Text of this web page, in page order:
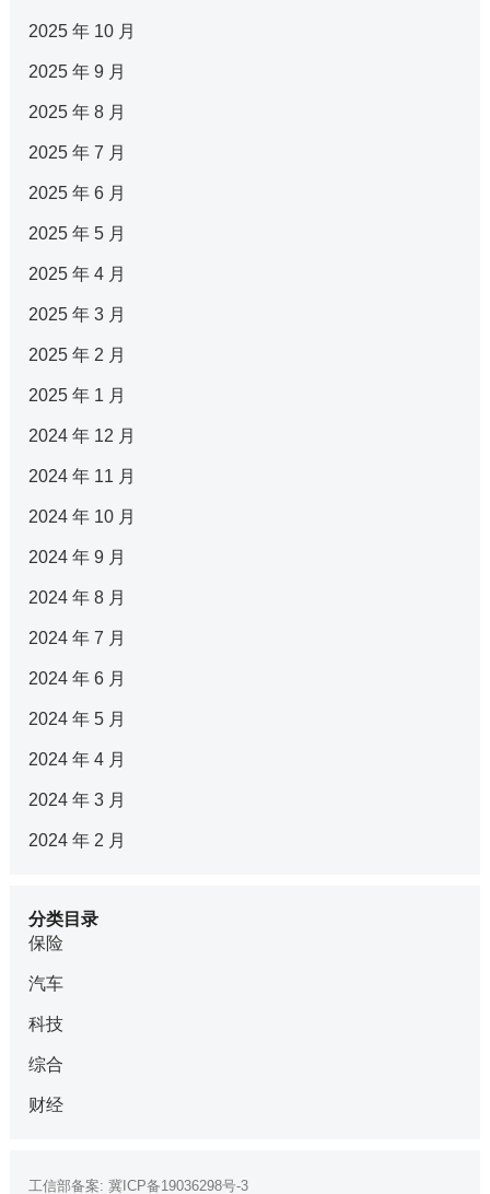
2025 年 10 月
2025 年 9 月
2025 年 8 月
2025 年 7 月
2025 年 6 月
2025 年 5 月
2025 年 4 月
2025 年 3 月
2025 年 2 月
2025 年 1 月
2024 年 12 月
2024 年 11 月
2024 年 10 月
2024 年 9 月
2024 年 8 月
2024 年 7 月
2024 年 6 月
2024 年 5 月
2024 年 4 月
2024 年 3 月
2024 年 2 月
分类目录
保险
汽车
科技
综合
财经
工信部备案: 冀ICP备19036298号-3